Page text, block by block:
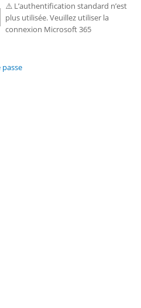
⚠️ L’authentification standard n’est
plus utilisée. Veuillez utiliser la
connexion Microsoft 365